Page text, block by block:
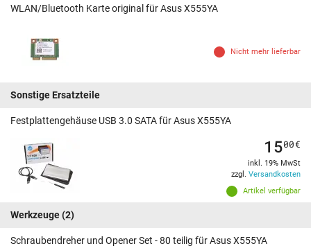
WLAN/Bluetooth Karte original für Asus X555YA
Nicht mehr lieferbar
Sonstige Ersatzteile
Festplattengehäuse USB 3.0 SATA für Asus X555YA
Artikel verfügbar
1500€
inkl. 19% MwSt
zzgl. Versandkosten
Werkzeuge(2)
Schraubendreher und Opener Set - 80 teilig für Asus X555YA